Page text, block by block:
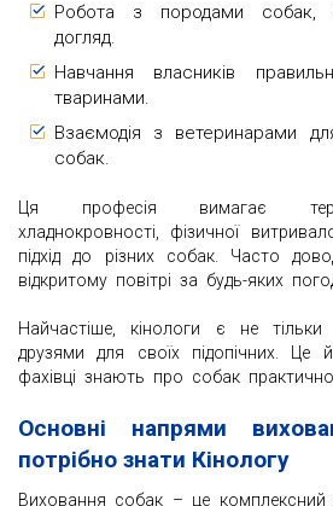
Робота з породами собак,
догляд.
Навчання власників
тваринами.
Взаємодія з ветеринарами
собак.
Ця професія вимагає
хладнокровності, фізичної
підхід до різних собак. Часто
відкритому повітрі за будь-яких
Найчастіше, кінологи є не
друзями для своїх підопічних. Це
фахівці знають про собак
Основні напрями
потрібно знати Кінологу
Виховання собак – це